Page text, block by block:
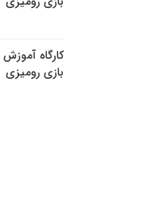
کارگاه
بازی رومیزی